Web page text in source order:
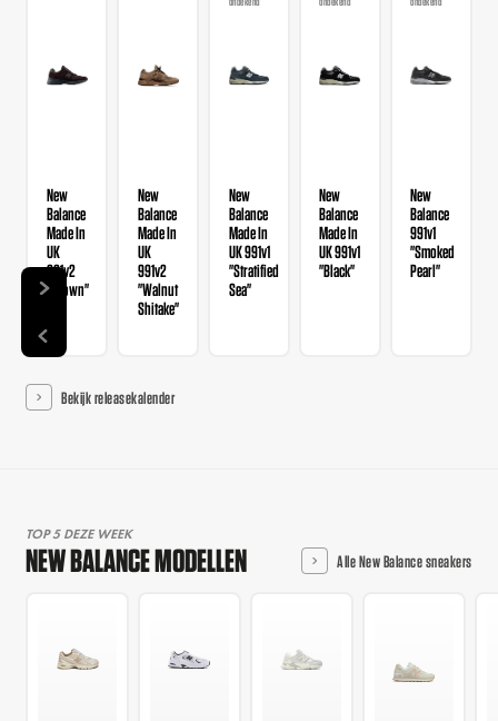
New
Balance
Made In
UK
991v2
"Brown"
New
Balance
Made In
UK
991v2
"Walnut
Shitake"
New
Balance
Made In
UK 991v1
"Stratified
Sea"
New
Balance
Made In
UK 991v1
"Black"
New
Balance
991v1
"Smoked
Pearl"
Bekijk releasekalender
TOP 5 DEZE WEEK
NEW BALANCE MODELLEN Alle New Balance sneakers